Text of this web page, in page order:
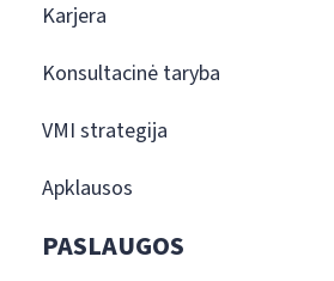
Karjera
Konsultacinė taryba
VMI strategija
Apklausos
PASLAUGOS